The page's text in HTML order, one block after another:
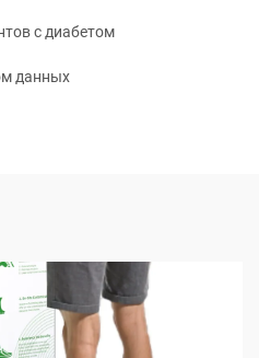
с диабетом
данных